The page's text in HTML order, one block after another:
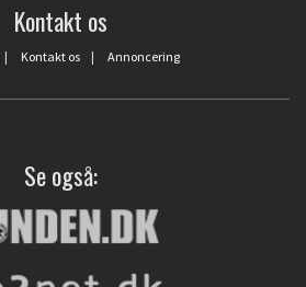
Kontakt os
| Kontakt os | Annoncering
Se også: